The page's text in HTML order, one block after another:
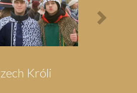
Pielgrzymka do